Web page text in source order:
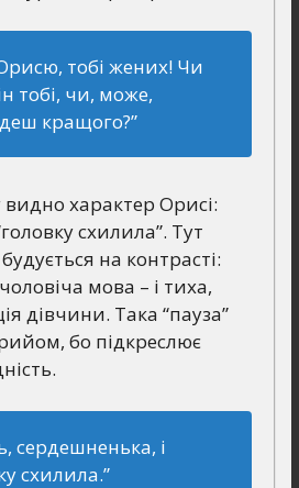
тобі жених! Чи
тобі, чи, може,
кращого?”
видно характер Орисі:
схилила”. Тут
на контрасті:
мова – і тиха,
дівчини. Така “пауза”
бо підкреслює
сердешненька, і
схилила.”